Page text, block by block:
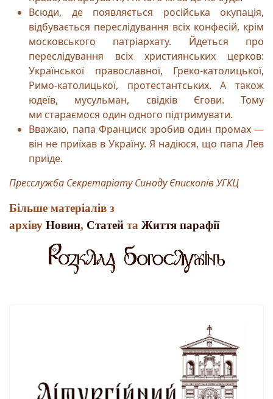
Всюди, де появляється російська окупація,
відбувається переслідування всіх конфесій, крім
московського патріархату. Йдеться про
переслідування всіх християнських церков:
Української православної, Греко-католицької,
Римо-католицької, протестантських. А також
юдеїв, мусульман, свідків Єгови. Тому
ми стараємося один одного підтримувати.
Вважаю, папа Франциск зробив один промах —
він не приїхав в Україну. Я надіюся, що папа Лев
приїде.
Пресслужба Секретаріату Синоду Єпископів УГКЦ
Більше матеріалів з
архіву Новин, Статей та Життя парафії